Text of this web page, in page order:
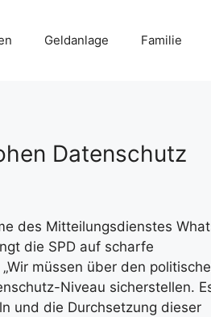
Geldanlage Familie
Datenschutz
des Mitteilungsdienstes
die SPD auf scharfe
„Wir müssen über den
Niveau sicherstellen.
und die Durchsetzung dieser